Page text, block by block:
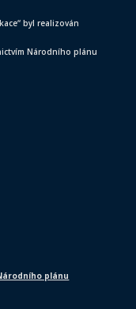
byl realizován
Národního plánu
plánu